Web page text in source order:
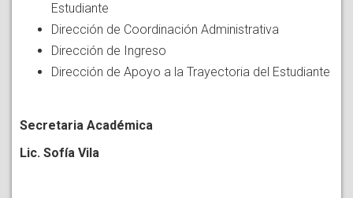
Estudiante
Dirección de Coordinación Administrativa
Dirección de Ingreso
Dirección de Apoyo a la Trayectoria del Estudiante
Secretaria Académica
Lic. Sofía Vila